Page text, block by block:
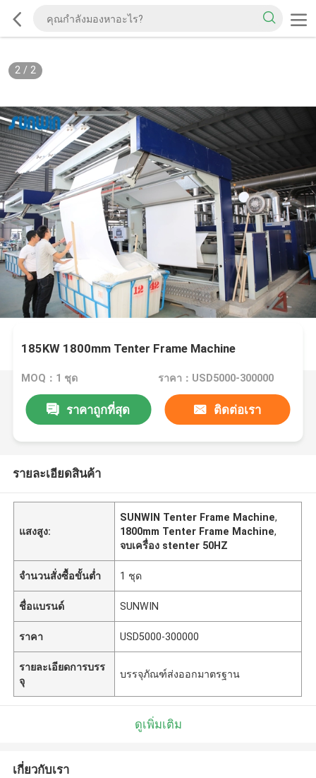
2/ 2
185KW 1800mm Tenter Frame Machine
MOQ：1 ชุด ราคา：USD5000-300000
ราคาถูกที่สุด ติดต่อเรา
รายละเอียดสินค้า
แสงสูง:
SUNWIN Tenter Frame Machine,
1800mm Tenter Frame Machine,
จบเครื่อง stenter 50HZ
จำนวนสั่งซื้อขั้นต่ำ 1 ชุด
ชื่อแบรนด์ SUNWIN
ราคา USD5000-300000
รายละเอียดการบรร
จุ
บรรจุภัณฑ์ส่งออกมาตรฐาน
ดูเพิ่มเติม
เกี่ยวกับเรา